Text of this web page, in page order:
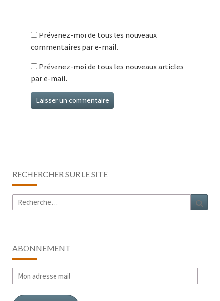
Prévenez-moi de tous les nouveaux
commentaires par e-mail.
Prévenez-moi de tous les nouveaux articles
par e-mail.
RECHERCHER SUR LE SITE
Rechercher :
ABONNEMENT
Mon
adresse
mail